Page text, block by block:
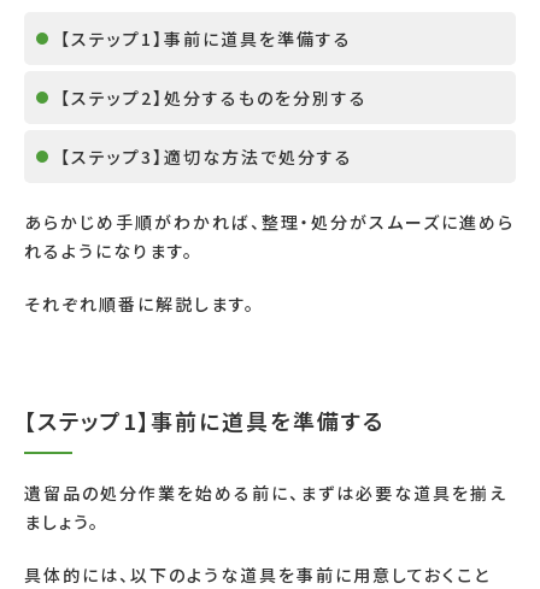
【ステップ1】事前に道具を準備する
【ステップ2】処分するものを分別する
【ステップ3】適切な方法で処分する
あらかじめ手順がわかれば、整理・処分がスムーズに進めら
れるようになります。
それぞれ順番に解説します。
【ステップ1】事前に道具を準備する
遺留品の処分作業を始める前に、まずは必要な道具を揃え
ましょう。
具体的には、以下のような道具を事前に用意しておくこと